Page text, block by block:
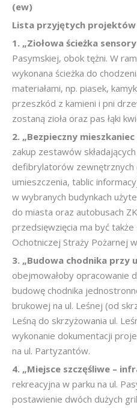
(ew)
Lista przyjętych
1. „Ziołowa ścieżka
Pasymskiej, obok tężni. W
wykonana ścieżka do
materiałami, np. piasek,
przeszkód z kamieni i pni
zostaną zioła oraz pas łąki
2. „Bezpieczny
zakup zestawów
defibrylatorów zewnętrznych
umieszczenia, tablic
w wybranych budynkach
do miasta oraz autobusach
przedsięwzięcia ma być
Ochotniczej Straży Pożarnej
3. „Budowa chodnika przy
obejmowałoby opracowanie
budowę chodnika
brukowej na ul. Leśnej (od
Leśną do skrzyżowania ul.
wykonanie dokumentacji
na ul. Partyzantów.
4. „Miejsce szczęśliwe –
rekreacyjna w parku na ul.
postawienie dwóch dużych